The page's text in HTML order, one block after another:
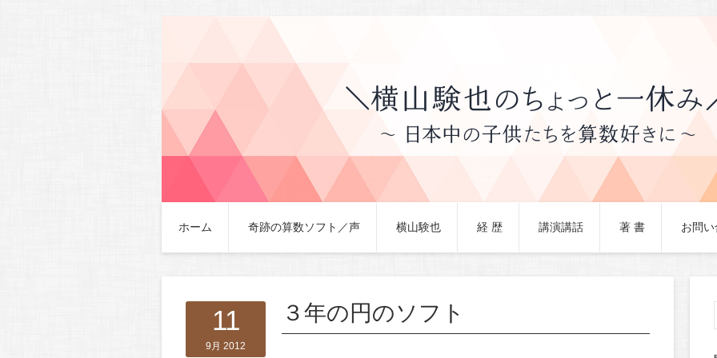
ホーム 奇跡の算数ソフト／声 横山験也 経 歴 講演講話 著 書 お問
11
9月 2012
３年の円のソフト